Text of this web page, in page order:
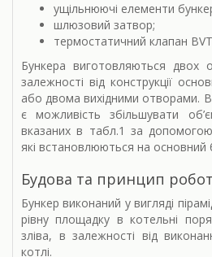
ущільнюючі елементи
шлюзовий затвор;
термостатичний клапан
Бункера виготовляються двох
залежності від конструкції
або двома вихідними отворами. В
є можливість збільшувати
вказаних в табл.1 за
які встановлюються на основний
Будова та принцип
Бункер виконаний у вигляді
рівну площадку в котельні
зліва, в залежності від
котлі.